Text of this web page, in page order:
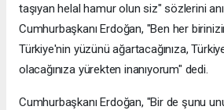
taşıyan helal hamur olun siz" sözlerini
Cumhurbaşkanı Erdoğan, "Ben her
Türkiye'nin yüzünü ağartacağınıza,
olacağınıza yürekten inanıyorum" dedi.
Cumhurbaşkanı Erdoğan, "Bir de şunu